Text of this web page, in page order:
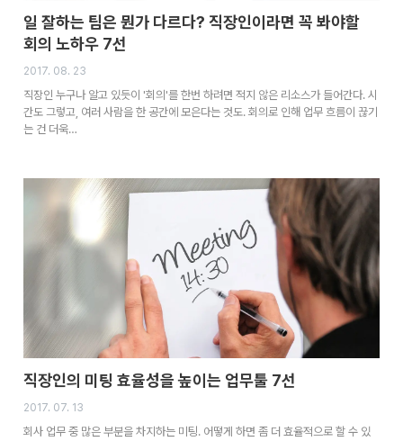
일 잘하는 팀은 뭔가 다르다? 직장인이라면 꼭 봐야할
회의 노하우 7선
2017. 08. 23
직장인 누구나 알고 있듯이 '회의'를 한번 하려면 적지 않은 리소스가 들어간다. 시
간도 그렇고, 여러 사람을 한 공간에 모은다는 것도. 회의로 인해 업무 흐름이 끊기
는 건 더욱…
직장인의 미팅 효율성을 높이는 업무툴 7선
2017. 07. 13
회사 업무 중 많은 부분을 차지하는 미팅. 어떻게 하면 좀 더 효율적으로 할 수 있